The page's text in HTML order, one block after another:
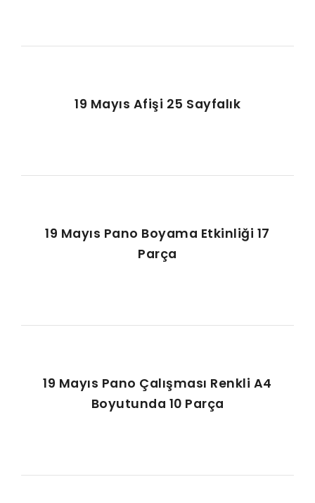
19 Mayıs Afişi 25 Sayfalık
19 Mayıs Pano Boyama Etkinliği 17
Parça
19 Mayıs Pano Çalışması Renkli A4
Boyutunda 10 Parça